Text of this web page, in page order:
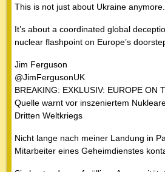
This is not just about Ukraine anymore.
It’s about a coordinated global
nuclear flashpoint on Europe’s
Jim Ferguson
@JimFergusonUK
BREAKING: EXKLUSIV: EUROPE ON
Quelle warnt vor inszeniertem
Dritten Weltkriegs
Nicht lange nach meiner Landung in
Mitarbeiter eines Geheimdienstes